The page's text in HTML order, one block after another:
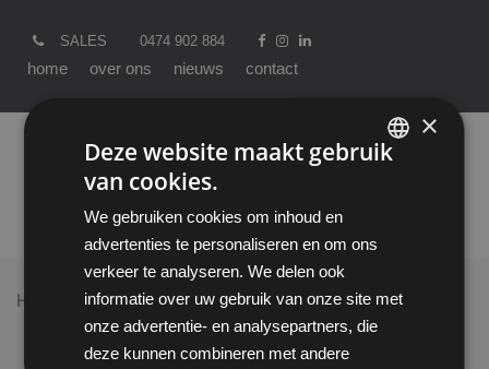
SALES 0474 902 884
home over ons nieuws contact
Home >All Products
3M 7523M starterskit voor halfgelaatsmaskers met A2-
P3 R filtercombinatie
×
Deze website maakt gebruik
van cookies.
We gebruiken cookies om inhoud en
advertenties te personaliseren en om ons
verkeer te analyseren. We delen ook
informatie over uw gebruik van onze site met
onze advertentie- en analysepartners, die
deze kunnen combineren met andere